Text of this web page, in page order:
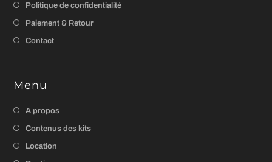
Politique de confidentialité
Paiement & Retour
Contact
Menu
A propos
Contenus des kits
Location